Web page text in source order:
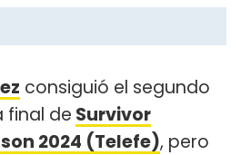
consiguió el segundo
final de Survivor
2024 (Telefe), pero